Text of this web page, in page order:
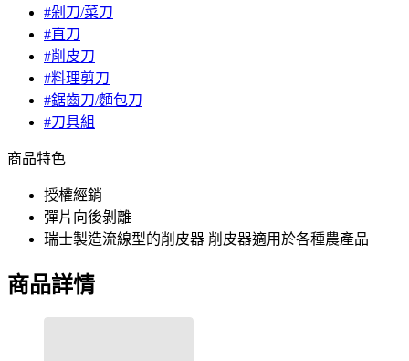
#剁刀/菜刀
#直刀
#削皮刀
#料理剪刀
#鋸齒刀/麵包刀
#刀具組
商品特色
授權經銷
彈片向後剝離
瑞士製造流線型的削皮器 削皮器適用於各種農產品
商品詳情